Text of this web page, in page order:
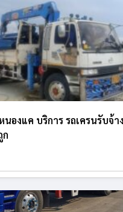
นองแค บริการ รถเครนรับจ้า
ก